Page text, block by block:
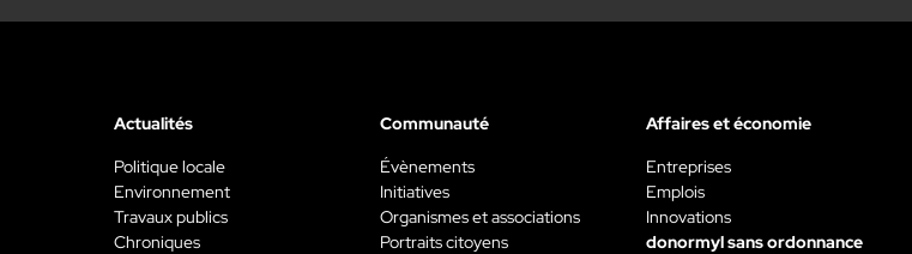
Actualités
Politique locale
Environnement
Travaux publics
Chroniques
Communauté
Évènements
Initiatives
Organismes et associations
Portraits citoyens
Affaires et économie
Entreprises
Emplois
Innovations
donormyl sans ordonnance